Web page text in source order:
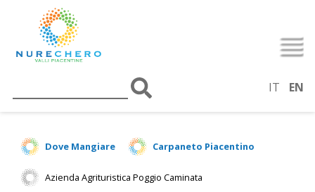
IT EN
Dove Mangiare Carpaneto Piacentino
Azienda Agrituristica Poggio Caminata